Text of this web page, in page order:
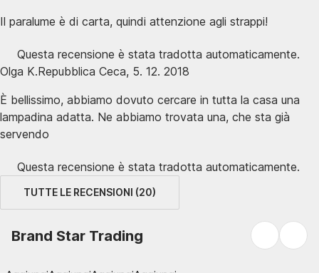
Il paralume è di carta, quindi attenzione agli strappi!
Questa recensione è stata tradotta automaticamente.
Olga K.Repubblica Ceca, 5. 12. 2018
È bellissimo, abbiamo dovuto cercare in tutta la casa una
lampadina adatta. Ne abbiamo trovata una, che sta già
servendo
Questa recensione è stata tradotta automaticamente.
TUTTE LE RECENSIONI (20)
Brand Star Trading